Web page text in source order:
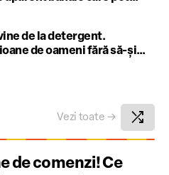
de la detergent.
de oameni fără să-și
Vezi toate → shuffle
de comenzi! Ce